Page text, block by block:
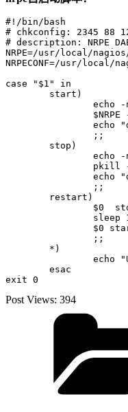
#!/bin/bash
# chkconfig: 2345 88
# description: NRPE
NRPE=/usr/local/
NRPECONF=/usr/local/
case "$1" in
        start)
echo
$NRPE
echo
                ;;
        stop)
echo
pkill
echo
                ;;
        restart)
$0
sleep
$0
                ;;
        *)
echo
        esac
Post Views: 394